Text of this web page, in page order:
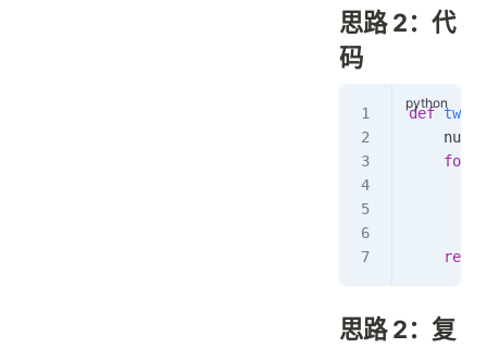
思路 2：代
码
def
    for
思路 2：复